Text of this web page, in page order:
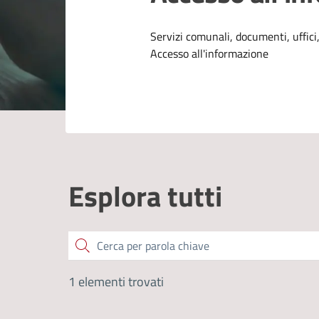
Dettagli
Servizi comunali, documenti,
Accesso all'informazione
Esplora tutti
Cerca
1 elementi trovati